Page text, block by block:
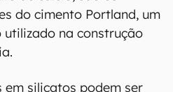
entre outros
em compostos de
têm uma ampla